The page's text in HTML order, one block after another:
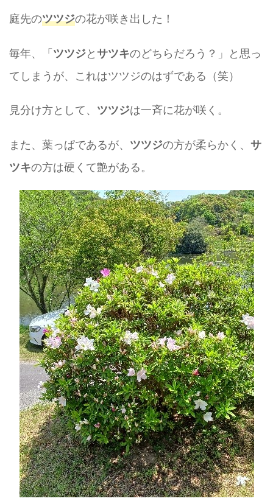
庭先のツツジの花が咲き出した！
毎年、「ツツジとサツキのどちらだろう？」と思っ
てしまうが、これはツツジのはずである（笑）
見分け方として、 ツツジは一斉に花が咲く。
また、葉っぱであるが、 ツツジの方が柔らかく、 サ
ツキの方は硬くて艶がある。